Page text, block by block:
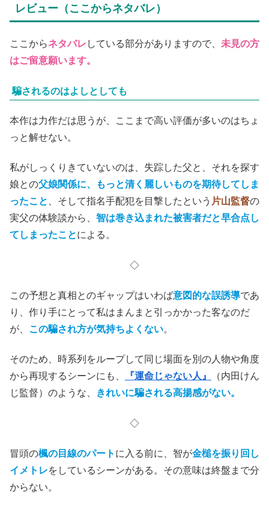
レビュー（ここからネタバレ）
ここからネタバレ している部分がありますので、 未見の方
はご留意願います。
騙されるのはよしとしても
本作は力作だは思うが、ここまで高い評価が多いのはちょ
っと解せない。
私がしっくりきていないのは、失踪した父と、それを探す
娘との父娘関係に、もっと清く麗しいものを期待してしま
ったこと
、そして指名手配犯を目撃したという 片山監督の
実父の体験談から、 智は巻き込まれた被害者だと早合点し
てしまったことによる。
◇
この予想と真相とのギャップはいわば意図的な誤誘導であ
り、作り手にとって私はまんまと引っかかった客なのだ
が、 この騙され方が気持ちよくない。
そのため、時系列をループして同じ場面を別の人物や角度
から再現するシーンにも、
『運命じゃない人』
（内田けん
じ監督）のような、
きれいに騙される高揚感がない。
◇
冒頭の楓の目線のパート に入る前に、智が金槌を振り回し
イメトレをしているシーンがある。その意味は終盤まで分
からない。